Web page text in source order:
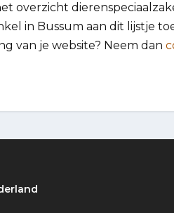
overzicht
in Bussum aan dit lijstje
van je website? Neem dan